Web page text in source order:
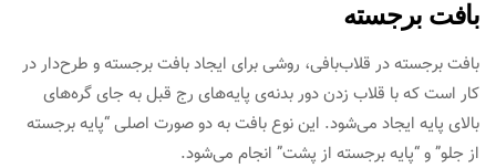
بافت برجسته
بافت برجسته در قلاب‌بافی، روشی برای ایجاد بافت برجسته و طرح‌دار در
کار است که با قلاب زدن دور بدنه‌ی پایه‌های رج قبل به جای گره‌های
بالای پایه ایجاد می‌شود. این نوع بافت به دو صورت اصلی “پایه برجسته
از جلو” و “پایه برجسته از پشت” انجام می‌شود.